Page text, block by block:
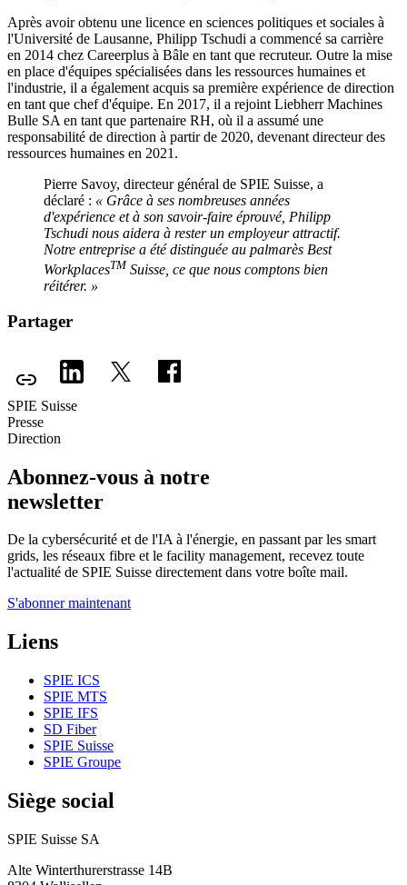
Après avoir obtenu une licence en sciences politiques et sociales à
l'Université de Lausanne, Philipp Tschudi a commencé sa carrière
en 2014 chez Careerplus à Bâle en tant que recruteur. Outre la mise
en place d'équipes spécialisées dans les ressources humaines et
l'industrie, il a également acquis sa première expérience de direction
en tant que chef d'équipe. En 2017, il a rejoint Liebherr Machines
Bulle SA en tant que partenaire RH, où il a assumé une
responsabilité de direction à partir de 2020, devenant directeur des
ressources humaines en 2021.
Pierre Savoy, directeur général de SPIE Suisse, a
déclaré : « Grâce à ses nombreuses années
d'expérience et à son savoir-faire éprouvé, Philipp
Tschudi nous aidera à rester un employeur attractif.
Notre entreprise a été distinguée au palmarès Best
WorkplacesTM Suisse, ce que nous comptons bien
réitérer. »
Partager
SPIE Suisse
Presse
Direction
Abonnez-vous à notre
newsletter
De la cybersécurité et de l'IA à l'énergie, en passant par les smart
grids, les réseaux fibre et le facility management, recevez toute
l'actualité de SPIE Suisse directement dans votre boîte mail.
S'abonner maintenant
Liens
SPIE ICS
SPIE MTS
SPIE IFS
SD Fiber
SPIE Suisse
SPIE Groupe
Siège social
SPIE Suisse SA
Alte Winterthurerstrasse 14B